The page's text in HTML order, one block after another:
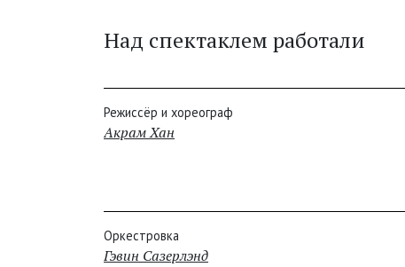
Над спектаклем работали
Режиссёр и хореограф
Акрам Хан
Оркестровка
Гэвин Сазерлэнд